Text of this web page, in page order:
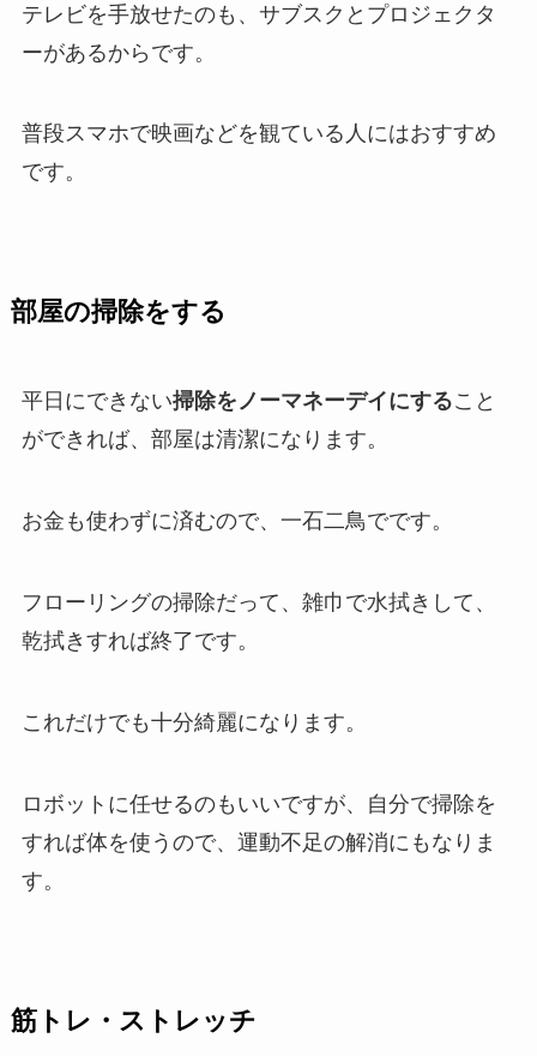
テレビを手放せたのも、サブスクとプロジェクタ
ーがあるからです。
普段スマホで映画などを観ている人にはおすすめ
です。
部屋の掃除をする
平日にできない掃除をノーマネーデイにすること
ができれば、部屋は清潔になります。
お金も使わずに済むので、一石二鳥でです。
フローリングの掃除だって、雑巾で水拭きして、
乾拭きすれば終了です。
これだけでも十分綺麗になります。
ロボットに任せるのもいいですが、自分で掃除を
すれば体を使うので、運動不足の解消にもなりま
す。
筋トレ・ストレッチ